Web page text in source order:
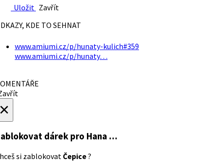
Uložit Zavřít
KDE TO SEHNAT
www.amiumi.cz/p/hunaty-kulich#359
www.amiumi.cz/p/hunaty…
dárek pro Hana …
si zablokovatČepice?